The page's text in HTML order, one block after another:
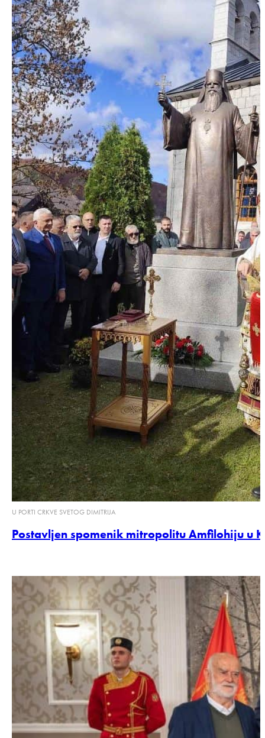
U PORTI CRKVE SVETOG DIMITRIJA
Postavljen spomenik mitropolitu Amfilohiju u